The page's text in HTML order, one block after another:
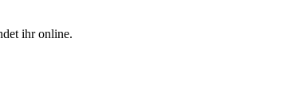
ihr online.